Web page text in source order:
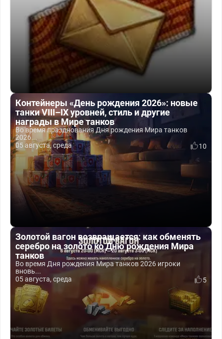
Контейнеры «День рождения 2026»: новые
танки VIII–IX уровней, стиль и другие
награды в Мире танков
Во время празднования Дня рождения Мира танков
2026...
05 августа, среда
10
Золотой вагон возвращается: как обменять
серебро на золото ко Дню рождения Мира
танков
Во время Дня рождения Мира танков 2026 игроки
вновь...
05 августа, среда
5